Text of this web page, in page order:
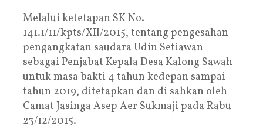
Melalui ketetapan SK No.
141.1/11/kpts/XII/2015, tentang pengesahan
pengangkatan saudara Udin Setiawan
sebagai Penjabat Kepala Desa Kalong Sawah
untuk masa bakti 4 tahun kedepan sampai
tahun 2019, ditetapkan dan di sahkan oleh
Camat Jasinga Asep Aer Sukmaji pada Rabu
23/12/2015.